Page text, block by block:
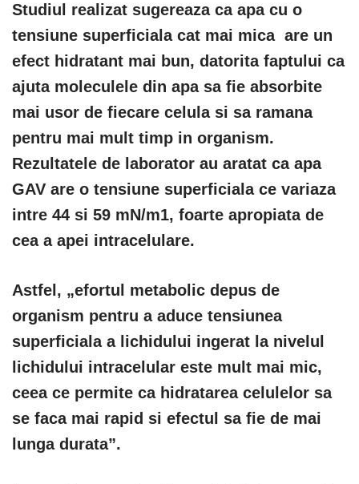
Studiul realizat sugereaza ca apa cu o
tensiune superficiala cat mai mica are un
efect hidratant mai bun, datorita faptului ca
ajuta moleculele din apa sa fie absorbite
mai usor de fiecare celula si sa ramana
pentru mai mult timp in organism.
Rezultatele de laborator au aratat ca apa
GAV are o tensiune superficiala ce variaza
intre 44 si 59 mN/m1, foarte apropiata de
cea a apei intracelulare.
Astfel, „efortul metabolic depus de
organism pentru a aduce tensiunea
superficiala a lichidului ingerat la nivelul
lichidului intracelular este mult mai mic,
ceea ce permite ca hidratarea celulelor sa
se faca mai rapid si efectul sa fie de mai
lunga durata”.